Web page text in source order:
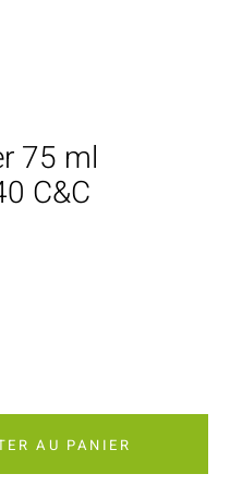
75 ml
C&C
AU PANIER